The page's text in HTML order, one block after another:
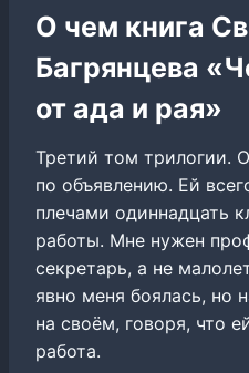
О чем книга
Багрянцева
от ада и рая»
Третий том трилогии.
по объявлению. Ей
плечами одиннадцать
работы. Мне нужен
секретарь, а не
явно меня боялась, но
на своём, говоря, что
работа.